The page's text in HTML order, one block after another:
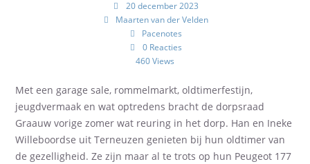
20 december 2023
Maarten van der Velden
Pacenotes
0 Reacties
460 Views
Met een garage sale, rommelmarkt, oldtimerfestijn,
jeugdvermaak en wat optredens bracht de dorpsraad
Graauw vorige zomer wat reuring in het dorp. Han en Ineke
Willeboordse uit Terneuzen genieten bij hun oldtimer van
de gezelligheid. Ze zijn maar al te trots op hun Peugeot 177